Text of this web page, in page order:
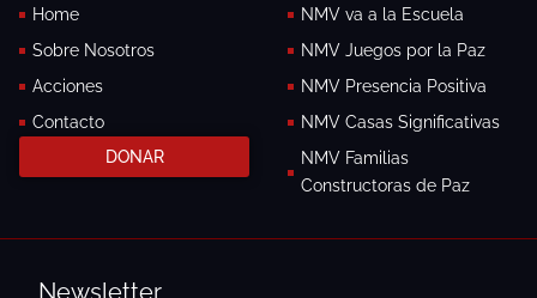
a
Home
Sobre Nosotros
Acciones
Contacto
DONAR
NMV va a la Escuela
NMV Juegos por la Paz
NMV Presencia Positiva
NMV Casas Significativas
NMV Familias
Constructoras de Paz